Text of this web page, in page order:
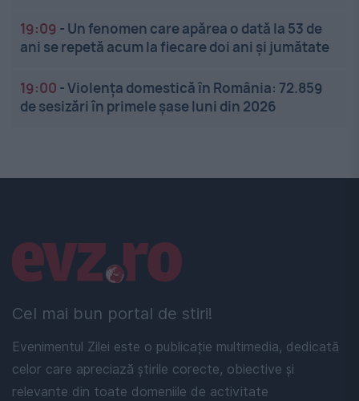
19:09 - Un fenomen care apărea o dată la 53 de
ani se repetă acum la fiecare doi ani și jumătate
19:00 -Violența domestică în România: 72.859
de sesizări în primele șase luni din 2026
Cel mai bun portal de stiri!
Evenimentul Zilei este o publicație multimedia, dedicată
celor care apreciază știrile corecte, obiective și
relevante din toate domeniile de activitate
Linkuri utile